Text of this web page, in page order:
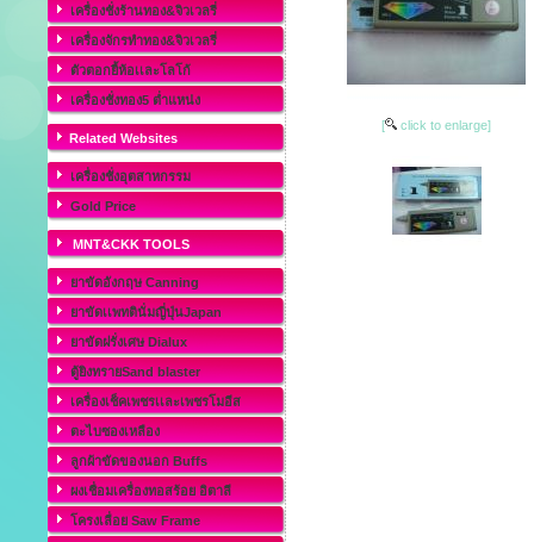
เครื่องชั่งร้านทอง&จิวเวลรี่
เครื่องจักรทำทอง&จิวเวลรี่
ตัวตอกยี้ห้อเเละโลโก้
เครื่องชั่งทอง5 ต่ำแหน่ง
Related Websites
เครื่องชั่งอุตสาหกรรม
Gold Price
MNT&CKK TOOLS
ยาขัดอังกฤษ Canning
ยาขัดเเพทตินั่มญี่ปุ่นJapan
ยาขัดฝรั่งเศษ Dialux
ตู้ยิงทรายSand blaster
เครื่องเช็คเพชรเเละเพชรโมอีส
ตะไบซองเหลือง
ลูกผ้าขัดของนอก Buffs
ผงเชื่อมเครื่องทอสร้อย อิตาลี
โครงเลื่อย Saw Frame
[ click to enlarge]